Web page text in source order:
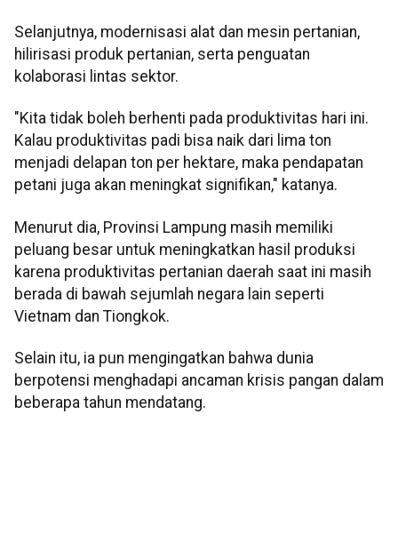
Selanjutnya, modernisasi alat dan mesin pertanian,
hilirisasi produk pertanian, serta penguatan
kolaborasi lintas sektor.
"Kita tidak boleh berhenti pada produktivitas hari ini.
Kalau produktivitas padi bisa naik dari lima ton
menjadi delapan ton per hektare, maka pendapatan
petani juga akan meningkat signifikan," katanya.
Menurut dia, Provinsi Lampung masih memiliki
peluang besar untuk meningkatkan hasil produksi
karena produktivitas pertanian daerah saat ini masih
berada di bawah sejumlah negara lain seperti
Vietnam dan Tiongkok.
Selain itu, ia pun mengingatkan bahwa dunia
berpotensi menghadapi ancaman krisis pangan dalam
beberapa tahun mendatang.